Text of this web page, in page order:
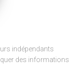
indépendants
des informations